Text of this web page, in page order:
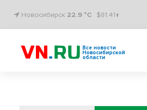
Новосибирск 22.9 °C $81.41↑
Все новости
Новосибирской
области